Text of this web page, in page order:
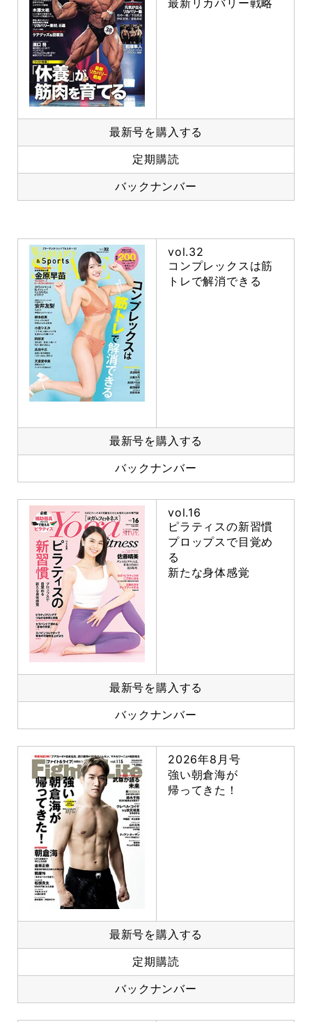
最新リカバリー戦略
最新号を購入する
定期購読
バックナンバー
vol.32
コンプレックスは筋
トレで解消できる
最新号を購入する
バックナンバー
vol.16
ピラティスの新習慣
プロップスで目覚め
る
新たな身体感覚
最新号を購入する
バックナンバー
2026年8月号
強い朝倉海が
帰ってきた！
最新号を購入する
定期購読
バックナンバー